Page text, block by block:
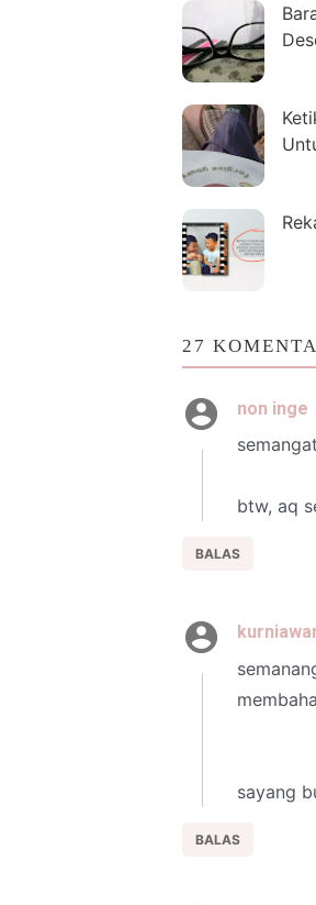
27
non inge
btw, aq
BALAS
sayang
BALAS